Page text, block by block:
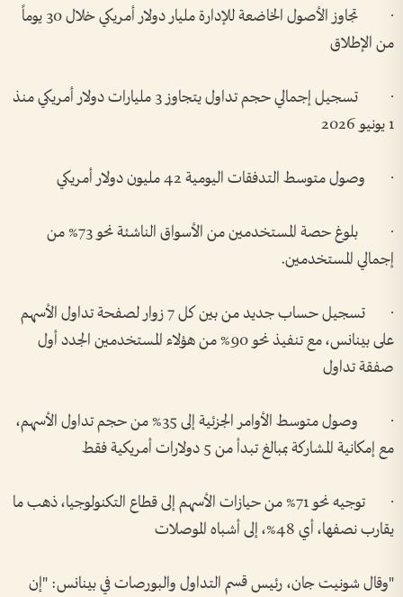
· تجاوز الأصول الخاضعة للإدارة مليار دولار أمريكي خلال 30 يوماً
من الإطلاق
· تسجيل إجمالي حجم تداول يتجاوز 3 مليارات دولار أمريكي منذ
1 يونيو 2026
· وصول متوسط التدفقات اليومية 42 مليون دولار أمريكي
· بلوغ حصة المستخدمين من الأسواق الناشئة نحو 73% من
إجمالي المستخدمين.
· تسجيل حساب جديد من بين كل 7 زوار لصفحة تداول الأسهم
على بينانس، مع تنفيذ نحو 90% من هؤلاء المستخدمين الجدد أول
صفقة تداول
· وصول متوسط الأوامر الجزئية إلى 35% من حجم تداول الأسهم،
مع إمكانية المشاركة بمبالغ تبدأ من 5 دولارات أمريكية فقط
· توجيه نحو 71% من حيازات الأسهم إلى قطاع التكنولوجيا، ذهب ما
يقارب نصفها، أي 48%، إلى أشباه الموصلات
"وقال شونيت جان، رئيس قسم التداول والبورصات في بينانس: "إن